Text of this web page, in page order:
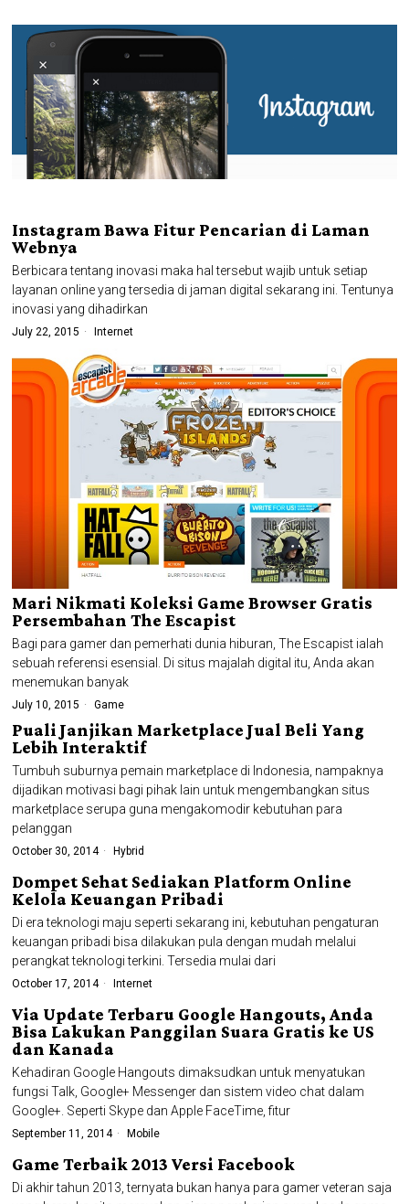
Instagram Bawa Fitur Pencarian di Laman
Webnya
Berbicara tentang inovasi maka hal tersebut wajib untuk setiap
layanan online yang tersedia di jaman digital sekarang ini. Tentunya
inovasi yang dihadirkan
July 22, 2015 Internet
Mari Nikmati Koleksi Game Browser Gratis
Persembahan The Escapist
Bagi para gamer dan pemerhati dunia hiburan, The Escapist ialah
sebuah referensi esensial. Di situs majalah digital itu, Anda akan
menemukan banyak
July 10, 2015 Game
Puali Janjikan Marketplace Jual Beli Yang
Lebih Interaktif
Tumbuh suburnya pemain marketplace di Indonesia, nampaknya
dijadikan motivasi bagi pihak lain untuk mengembangkan situs
marketplace serupa guna mengakomodir kebutuhan para
pelanggan
October 30, 2014 Hybrid
Dompet Sehat Sediakan Platform Online
Kelola Keuangan Pribadi
Di era teknologi maju seperti sekarang ini, kebutuhan pengaturan
keuangan pribadi bisa dilakukan pula dengan mudah melalui
perangkat teknologi terkini. Tersedia mulai dari
October 17, 2014 Internet
Via Update Terbaru Google Hangouts, Anda
Bisa Lakukan Panggilan Suara Gratis ke US
dan Kanada
Kehadiran Google Hangouts dimaksudkan untuk menyatukan
fungsi Talk, Google+ Messenger dan sistem video chat dalam
Google+. Seperti Skype dan Apple FaceTime, fitur
September 11, 2014 Mobile
Game Terbaik 2013 Versi Facebook
Di akhir tahun 2013, ternyata bukan hanya para gamer veteran saja